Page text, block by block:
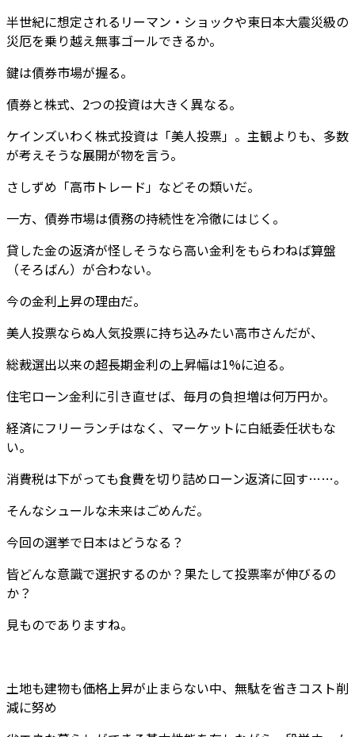
半世紀に想定されるリーマン・ショックや東日本大震災級の
災厄を乗り越え無事ゴールできるか。
鍵は債券市場が握る。
債券と株式、2つの投資は大きく異なる。
ケインズいわく株式投資は「美人投票」。主観よりも、多数
が考えそうな展開が物を言う。
さしずめ「高市トレード」などその類いだ。
一方、債券市場は債務の持続性を冷徹にはじく。
貸した金の返済が怪しそうなら高い金利をもらわねば算盤
（そろばん）が合わない。
今の金利上昇の理由だ。
美人投票ならぬ人気投票に持ち込みたい高市さんだが、
総裁選出以来の超長期金利の上昇幅は1%に迫る。
住宅ローン金利に引き直せば、毎月の負担増は何万円か。
経済にフリーランチはなく、マーケットに白紙委任状もな
い。
消費税は下がっても食費を切り詰めローン返済に回す……。
そんなシュールな未来はごめんだ。
今回の選挙で日本はどうなる？
皆どんな意識で選択するのか？果たして投票率が伸びるの
か？
見ものでありますね。
土地も建物も価格上昇が止まらない中、無駄を省きコスト削
減に努め